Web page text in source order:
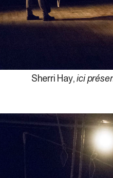
Sherri Hay,ici